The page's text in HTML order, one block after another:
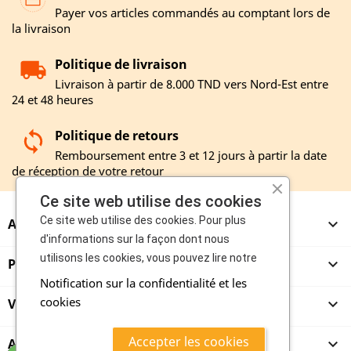
Payer vos articles commandés au comptant lors de
la livraison
Politique de livraison
Livraison à partir de 8.000 TND vers Nord-Est entre
24 et 48 heures
Politique de retours
Remboursement entre 3 et 12 jours à partir la date
de réception de votre retour
A PROPOS 
PRODUITS 
VENDEURS 
ACHETEURS 
Ce site web utilise des cookies
Ce site web utilise des cookies. Pour plus
d'informations sur la façon dont nous
utilisons les cookies, vous pouvez lire notre
Notification sur la confidentialité et les
cookies
Accepter les cookies